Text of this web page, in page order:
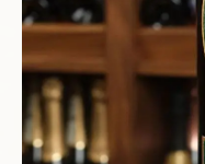
Водка
Саке